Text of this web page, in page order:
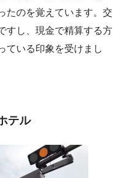
たのを覚えています。交
すし、現金で精算する方
ている印象を受けまし
テル